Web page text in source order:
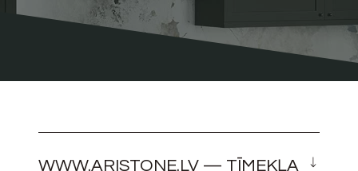
WWW.ARISTONE.LV — TĪMEKĻA